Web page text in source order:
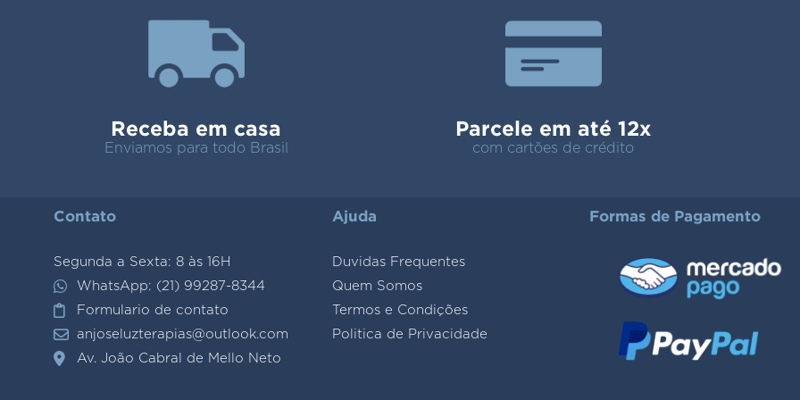
Receba em casa
Enviamos para todo Brasil
Parcele em até 12x
com cartões de crédito
Contato
Segunda a Sexta: 8 às 16H
WhatsApp: (21) 99287-8344
Formulario de contato
anjoseluzterapias@outlook.com
Av. João Cabral de Mello Neto
Ajuda
Duvidas Frequentes
Quem Somos
Termos e Condições
Politica de Privacidade
Formas de Pagamento